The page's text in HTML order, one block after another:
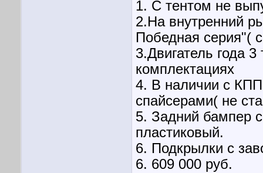
1. С тентом не
2.На внутренний
Победная серия"(
3.Двигатель года
комплектациях
4. В наличии с КПП
спайсерами( не
5. Задний бампер
пластиковый.
6. Подкрылки с
6. 609 000 руб.